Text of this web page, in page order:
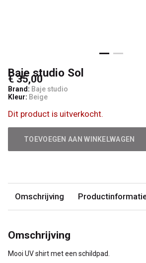
Baje studio Sol
€ 35,00
Brand: Baje studio
Kleur: Beige
Dit product is uitverkocht.
TOEVOEGEN AAN WINKELWAGEN
Omschrijving
Omschrijving
Mooi UV shirt met een schildpad.